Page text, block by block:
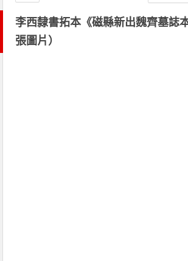
李西隸書拓本《磁縣新出魏齊墓誌
張圖片）